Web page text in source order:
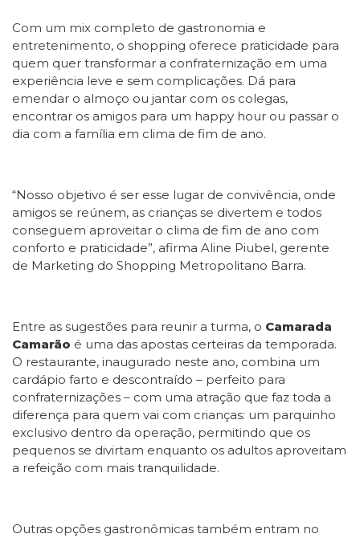
Com um mix completo de gastronomia e
entretenimento, o shopping oferece praticidade para
quem quer transformar a confraternização em uma
experiência leve e sem complicações. Dá para
emendar o almoço ou jantar com os colegas,
encontrar os amigos para um happy hour ou passar o
dia com a família em clima de fim de ano.
“Nosso objetivo é ser esse lugar de convivência, onde
amigos se reúnem, as crianças se divertem e todos
conseguem aproveitar o clima de fim de ano com
conforto e praticidade”, afirma Aline Piubel, gerente
de Marketing do Shopping Metropolitano Barra.
Entre as sugestões para reunir a turma, o Camarada
Camarão é uma das apostas certeiras da temporada.
O restaurante, inaugurado neste ano, combina um
cardápio farto e descontraído – perfeito para
confraternizações – com uma atração que faz toda a
diferença para quem vai com crianças: um parquinho
exclusivo dentro da operação, permitindo que os
pequenos se divirtam enquanto os adultos aproveitam
a refeição com mais tranquilidade.
Outras opções gastronômicas também entram no